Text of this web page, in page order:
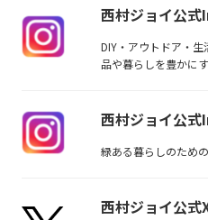
西村ジョイ公
DIY・アウトドア・
品や暮らしを豊かに
西村ジョイ公式
緑ある暮らしのため
西村ジョイ公式